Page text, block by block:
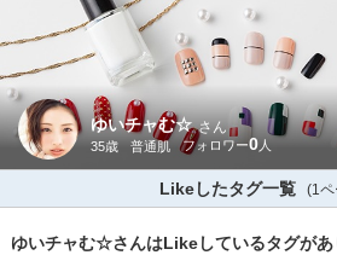
ゆいチャむ☆ さん
35歳 普通肌 0
Likeしたタグ一覧 (1ペ
ゆいチャむ☆さんはLikeしているタグがあ